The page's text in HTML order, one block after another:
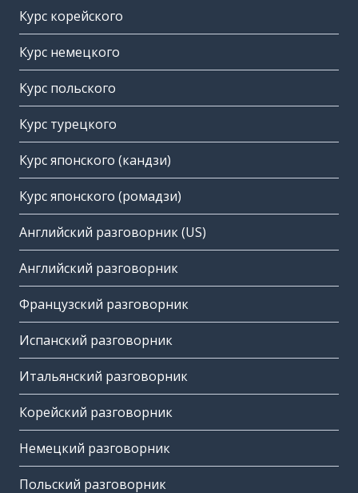
Курс корейского
Курс немецкого
Курс польского
Курс турецкого
Курс японского (кандзи)
Курс японского (ромадзи)
Английский разговорник (US)
Английский разговорник
Французский разговорник
Испанский разговорник
Итальянский разговорник
Корейский разговорник
Немецкий разговорник
Польский разговорник